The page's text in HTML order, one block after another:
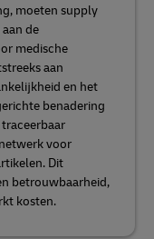
moeten supply
de
medische
aan
en het
benadering
voor
Dit
betrouwbaarheid,
kosten.